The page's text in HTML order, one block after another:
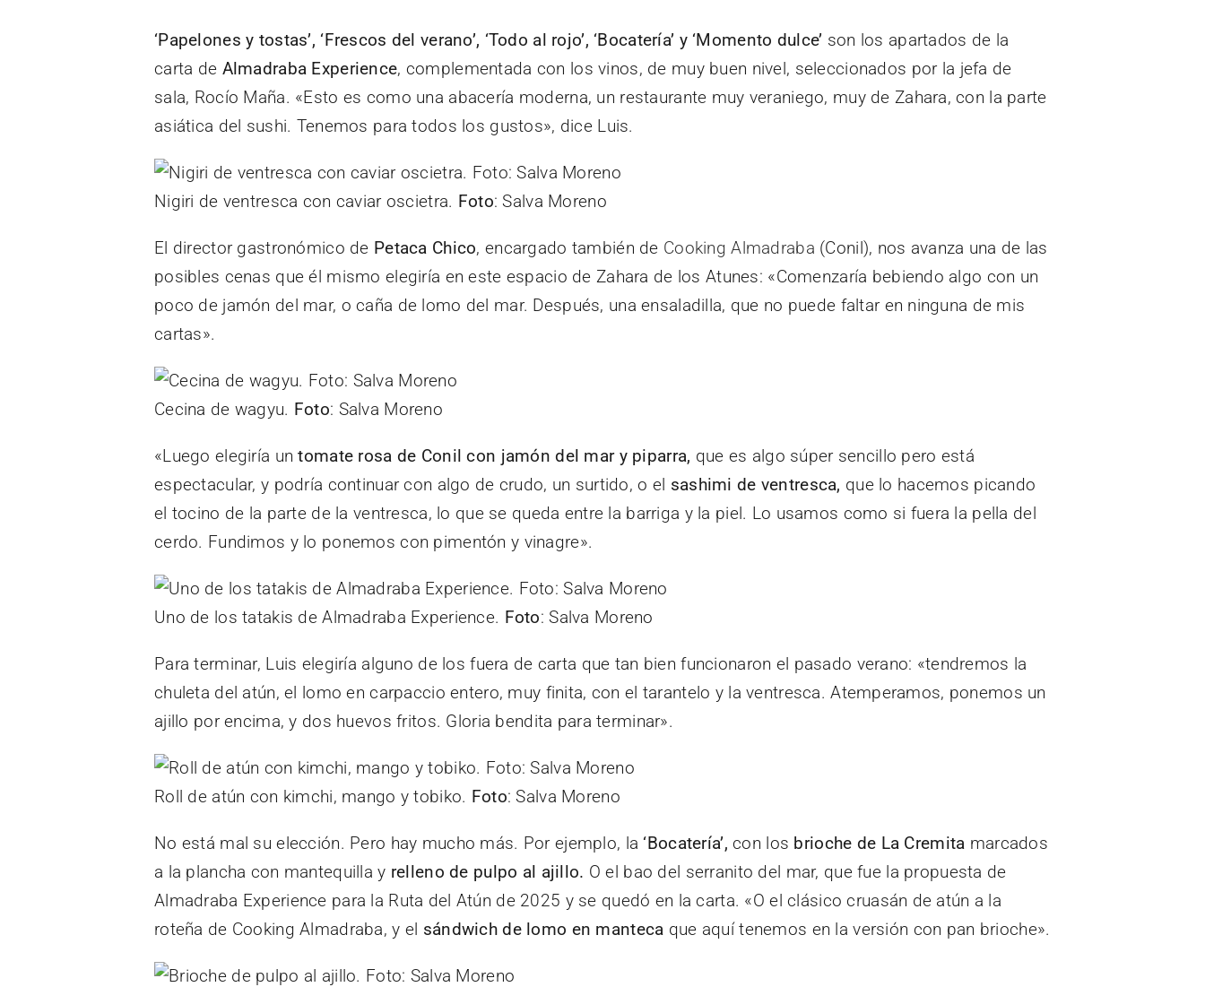
‘Papelones y tostas’, ‘Frescos del verano’, ‘Todo al rojo’, ‘Bocatería’ y ‘Momento dulce’ son los apartados de la
carta de Almadraba Experience, complementada con los vinos, de muy buen nivel, seleccionados por la jefa de
sala, Rocío Maña. «Esto es como una abacería moderna, un restaurante muy veraniego, muy de Zahara, con la parte
asiática del sushi. Tenemos para todos los gustos», dice Luis.
Nigiri de ventresca con caviar oscietra. Foto: Salva Moreno
El director gastronómico de Petaca Chico, encargado también de Cooking Almadraba (Conil), nos avanza una de las
posibles cenas que él mismo elegiría en este espacio de Zahara de los Atunes: «Comenzaría bebiendo algo con un
poco de jamón del mar, o caña de lomo del mar. Después, una ensaladilla, que no puede faltar en ninguna de mis
cartas».
Cecina de wagyu. Foto: Salva Moreno
«Luego elegiría untomate rosa de Conil con jamón del mar y piparra, que es algo súper sencillo pero está
espectacular, y podría continuar con algo de crudo, un surtido, o el sashimi de ventresca, que lo hacemos picando
el tocino de la parte de la ventresca, lo que se queda entre la barriga y la piel. Lo usamos como si fuera la pella del
cerdo. Fundimos y lo ponemos con pimentón y vinagre».
Uno de los tatakis de Almadraba Experience. Foto: Salva Moreno
Para terminar, Luis elegiría alguno de los fuera de carta que tan bien funcionaron el pasado verano: «tendremos la
chuleta del atún, el lomo en carpaccio entero, muy finita, con el tarantelo y la ventresca. Atemperamos, ponemos un
ajillo por encima, y dos huevos fritos. Gloria bendita para terminar».
Roll de atún con kimchi, mango y tobiko. Foto: Salva Moreno
No está mal su elección. Pero hay mucho más. Por ejemplo, la ‘Bocatería’, con los brioche de La Cremita marcados
a la plancha con mantequilla y relleno de pulpo al ajillo. O el bao del serranito del mar, que fue la propuesta de
Almadraba Experience para la Ruta del Atún de 2025 y se quedó en la carta. «O el clásico cruasán de atún a la
roteña de Cooking Almadraba, y el sándwich de lomo en manteca que aquí tenemos en la versión con pan brioche».